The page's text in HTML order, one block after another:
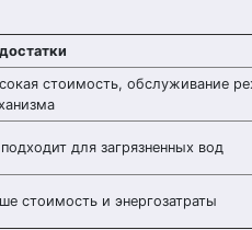
стоимость, обслуживание
для загрязненных вод
стоимость и энергозатраты